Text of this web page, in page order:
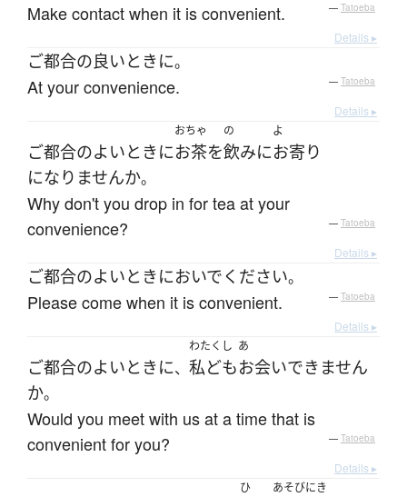
Make contact when it is convenient. — Tatoeba
Details ▸
ご都合の良いときに。
At your convenience. — Tatoeba
Details ▸
ご都合のよいときに
おちゃ
お茶を
の
飲みに
よ
お寄り
になりませんか。
Why don't you drop in for tea at your
convenience?
— Tatoeba
Details ▸
ご都合のよいときにおいでください。
Please come when it is convenient. — Tatoeba
Details ▸
ご都合のよいときに、
わたくし
私ども
あ
お会いできません
か。
Would you meet with us at a time that is
convenient for you?
— Tatoeba
Details ▸
ひ あそびにき